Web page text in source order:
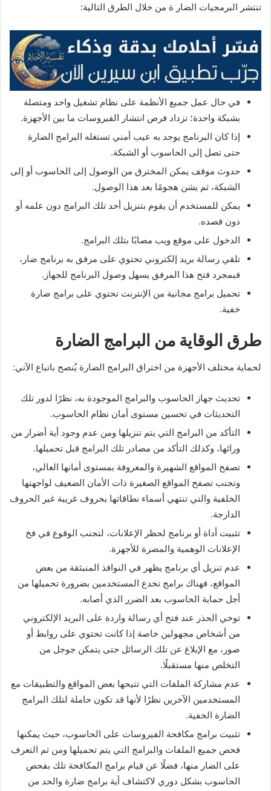
تنتشر البرمجيات الضار ة من خلال الطرق التالية:
في حال عمل جميع الأنظمة على نظام تشغيل واحد ومتصلة
بشبكة واحدة؛ تزداد فرص انتشار الفيروسات ما بين الأجهزة.
إذا كان البرنامج يوجد به عيب أمني تستغله البرامج الضارة
حتى تصل إلى الحاسوب أو الشبكة.
حدوث موقف يمكن المخترق من الوصول إلى الحاسوب أو إلى
الشبكة، ثم يشن هجومًا بعد هذا الوصول.
يمكن للمستخدم أن يقوم بتنزيل أحد تلك البرامج دون علمه أو
دون قصده.
الدخول على موقع ويب مصابًا بتلك البرامج.
تلقي رسالة بريد إلكتروني تحتوي على مرفق به برنامج ضار،
فبمجرد فتح هذا المرفق يسهل وصول البرنامج للجهاز.
تحميل برامج مجانية من الإنترنت تحتوي على برامج ضارة
خفية.
طرق الوقاية من البرامج الضارة
لحماية مختلف الأجهزة من اختراق البرامج الضارة يُنصح باتباع الآتي:
تحديث جهاز الحاسوب والبرامج الموجودة به، نظرًا لدور تلك
التحديثات في تحسين مستوى أمان نظام الحاسوب.
التأكد من البرامج التي يتم تنزيلها ومن عدم وجود أية أضرار من
ورائها، وكذلك التأكد من مصادر تلك البرامج قبل تحميلها.
تصفح المواقع الشهيرة والمعروفة بمستوى أمانها العالي،
وتجنب تصفح المواقع الصغيرة ذات الأمان الضعيف لواجهتها
الخلفية والتي تنتهي أسماء نطاقاتها بحروف غريبة غير الحروف
الدارجة.
تثبيت أداة أو برنامج لحظر الإعلانات، لتجنب الوقوع في فخ
الإعلانات الوهمية والمضرة للأجهزة.
عدم تنزيل أي برنامج يظهر في النوافذ المنبثقة من بعض
المواقع، فهناك برامج تخدع المستخدمين بضرورة تحميلها من
أجل حماية الحاسوب بعد الضرر الذي أصابه.
توخي الحذر عند فتح أي رسالة واردة على البريد الإلكتروني
من أشخاص مجهولين خاصة إذا كانت تحتوي على روابط أو
صور، مع الإبلاغ عن تلك الرسائل حتى يتمكن جوجل من
التخلص منها مستقبلًا.
عدم مشاركة الملفات التي تتيحها بعض المواقع والتطبيقات مع
المستخدمين الآخرين نظرًا لأنها قد تكون حاملة لتلك البرامج
الضارة الخفية.
تثبيت برامج مكافحة الفيروسات على الحاسوب، حيث يمكنها
فحص جميع الملفات والبرامج التي يتم تحميلها ومن ثم التعرف
على الضار منها، فضلًا عن قيام برامج المكافحة تلك بفحص
الحاسوب بشكل دوري لاكتشاف أية برامج ضارة والحد من